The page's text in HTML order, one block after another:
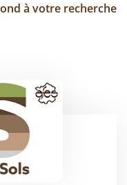
à votre recherche